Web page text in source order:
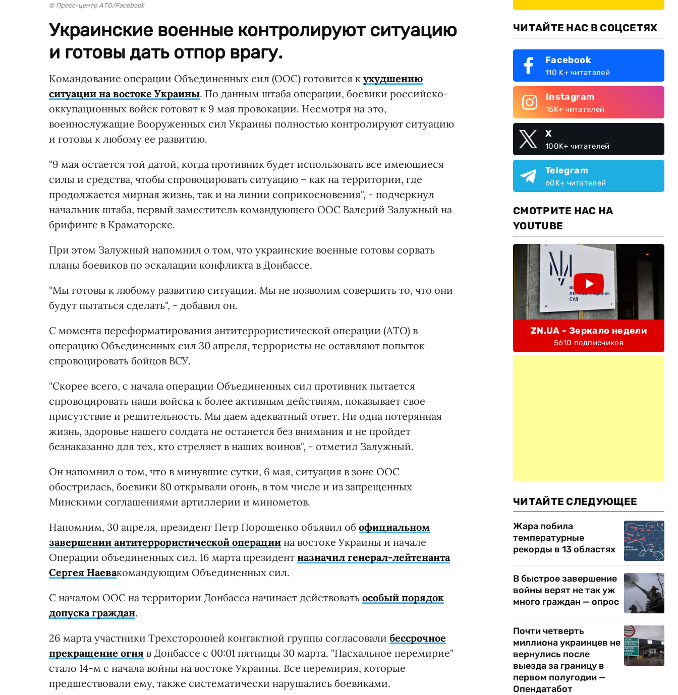
© Пресс-центр АТО/Facebook
Украинские военные контролируют ситуацию
и готовы дать отпор врагу.
Командование операции Объединенных сил (ООС) готовится к ухудшению
ситуации на востоке Украины. По данным штаба операции, боевики российско-
оккупационных войск готовят к 9 мая провокации. Несмотря на это,
военнослужащие Вооруженных сил Украины полностью контролируют ситуацию
и готовы к любому ее развитию.
"9 мая остается той датой, когда противник будет использовать все имеющиеся
силы и средства, чтобы спровоцировать ситуацию – как на территории, где
продолжается мирная жизнь, так и на линии соприкосновения", - подчеркнул
начальник штаба, первый заместитель командующего ООС Валерий Залужный на
брифинге в Краматорске.
При этом Залужный напомнил о том, что украинские военные готовы сорвать
планы боевиков по эскалации конфликта в Донбассе.
"Мы готовы к любому развитию ситуации. Мы не позволим совершить то, что они
будут пытаться сделать", - добавил он.
С момента переформатирования антитеррористической операции (АТО) в
операцию Объединенных сил 30 апреля, террористы не оставляют попыток
спровоцировать бойцов ВСУ.
"Скорее всего, с начала операции Объединенных сил противник пытается
спровоцировать наши войска к более активным действиям, показывает свое
присутствие и решительность. Мы даем адекватный ответ. Ни одна потерянная
жизнь, здоровье нашего солдата не останется без внимания и не пройдет
безнаказанно для тех, кто стреляет в наших воинов", - отметил Залужный.
Он напомнил о том, что в минувшие сутки, 6 мая, ситуация в зоне ООС
обострилась, боевики 80 открывали огонь, в том числе и из запрещенных
Минскими соглашениями артиллерии и минометов.
Напомним, 30 апреля, президент Петр Порошенко объявил об официальном
завершении антитеррористической операции на востоке Украины и начале
Операции объединенных сил. 16 марта президент назначил генерал-лейтенанта
Сергея Наевакомандующим Объединенных сил.
С началом ООС на территории Донбасса начинает действовать особый порядок
допуска граждан.
26 марта участники Трехсторонней контактной группы согласовали бессрочное
прекращение огня в Донбассе с 00:01 пятницы 30 марта. "Пасхальное перемирие"
стало 14-м с начала войны на востоке Украины. Все перемирия, которые
предшествовали ему, также систематически нарушались боевиками.
ЧИТАЙТЕ НАС В СОЦСЕТЯХ
Facebook
110 K+ читателей
Instagram
15K+ читателей
X
100K+ читателей
Telegram
60K+ читателей
СМОТРИТЕ НАС НА
YOUTUBE
ZN.UA - Зеркало недели
5610 подписчиков
ЧИТАЙТЕ СЛЕДУЮЩЕЕ
Жара побила
температурные
рекорды в 13 областях
В быстрое завершение
войны верят не так уж
много граждан — опрос
Почти четверть
миллиона украинцев не
вернулись после
выезда за границу в
первом полугодии —
Опендатабот